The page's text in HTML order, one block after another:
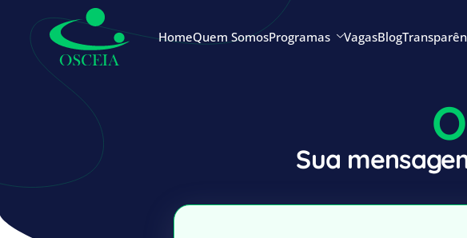
HomeQuem SomosProgramas VagasBlog
Sua